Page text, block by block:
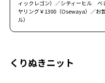
ィックレゴン）／シティーヒル
ヤリング￥1300（Osewaya）／お
ル）
くりぬきニット